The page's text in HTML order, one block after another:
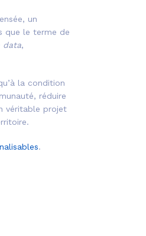
un
que le terme de
data,
la condition
réduire
véritable projet
.